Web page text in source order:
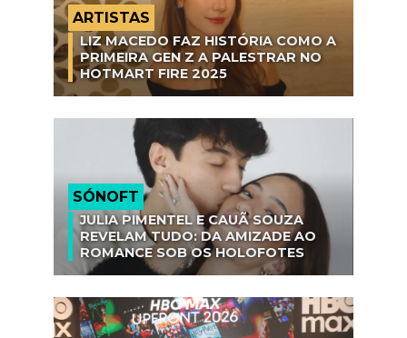
ARTISTAS
LIZ MACEDO FAZ HISTÓRIA COMO A
PRIMEIRA GEN Z A PALESTRAR NO
HOTMART FIRE 2025
SÓNOFT
JULIA PIMENTEL E CAUÃ SOUZA
REVELAM TUDO: DA AMIZADE AO
ROMANCE SOB OS HOLOFOTES